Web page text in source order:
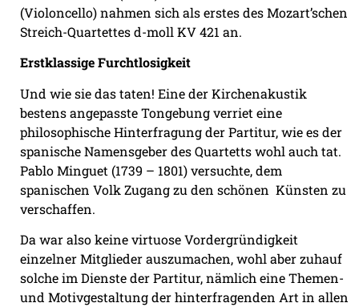
(Violoncello) nahmen sich als erstes des Mozart’schen
Streich-Quartettes d-moll KV 421 an.
Erstklassige Furchtlosigkeit
Und wie sie das taten! Eine der Kirchenakustik
bestens angepasste Tongebung verriet eine
philosophische Hinterfragung der Partitur, wie es der
spanische Namensgeber des Quartetts wohl auch tat.
Pablo Minguet (1739 – 1801) versuchte, dem
spanischen Volk Zugang zu den schönen Künsten zu
verschaffen.
Da war also keine virtuose Vordergründigkeit
einzelner Mitglieder auszumachen, wohl aber zuhauf
solche im Dienste der Partitur, nämlich eine Themen-
und Motivgestaltung der hinterfragenden Art in allen